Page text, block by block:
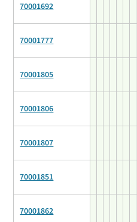
70001692
70001777
70001805
70001806
70001807
70001851
70001862